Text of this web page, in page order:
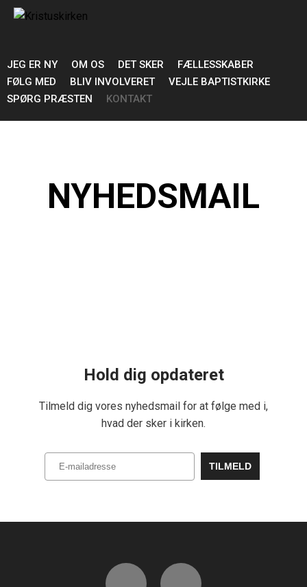
JEG ER NY OM OS DET SKER
FÆLLESSKABER
FØLG MED
BLIV INVOLVERET
VEJLE BAPTISTKIRKE
SPØRG PRÆSTEN
KONTAKT
NYHEDSMAIL
Hold dig opdateret
Tilmeld dig vores nyhedsmail for at følge med i,
hvad der sker i kirken.